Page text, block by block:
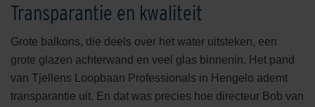
Transparantie en kwaliteit
Grote balkons, die deels over het water uitsteken, een
grote glazen achterwand en veel glas binnenin. Het pand
van Tjellens Loopbaan Professionals in Hengelo ademt
transparantie uit. En dat was precies hoe directeur Bob van